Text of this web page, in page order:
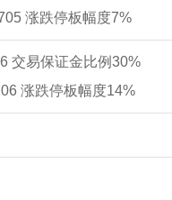
涨跌停板幅度7%
交易保证金比例30%
涨跌停板幅度14%